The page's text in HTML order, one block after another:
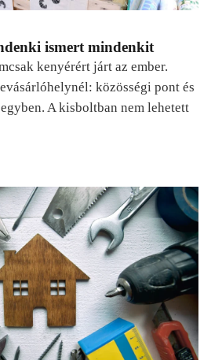
ismert mindenkit
kenyérért járt az ember.
közösségi pont és
A kisboltban nem lehetett